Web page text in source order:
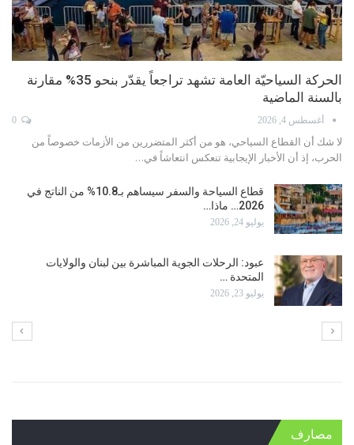
محمد كركوتي يكتب: لا فائدة منخفضة حالياً
يوليو 20, 2026
أظهر كيفين وارش رئيس المجلس الاحتياطي الفيدرالي الأميركي «البنك
المركزي»، ما يمكن وصفه بـ «العين الحمراء»، بعد فترة…
الصيف
يوليو 16, 2026
يوليو 15, 2026
مصارف